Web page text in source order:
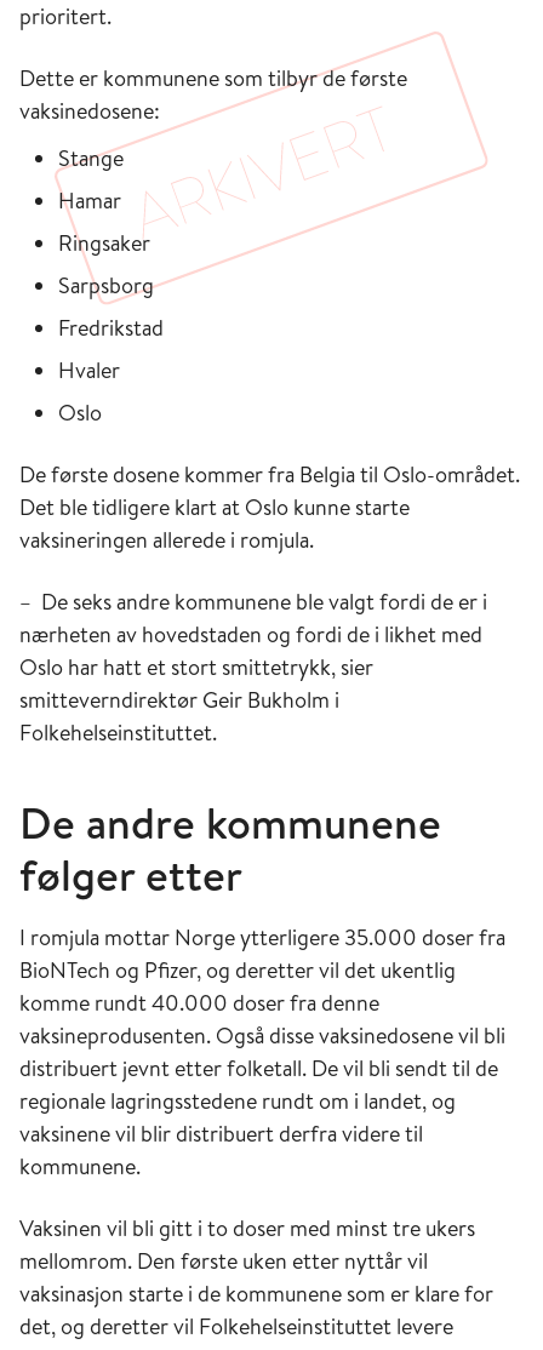
prioritert.
Dette er kommunene som tilbyr de første
vaksinedosene:
Stange
Hamar
Ringsaker
Sarpsborg
Fredrikstad
Hvaler
Oslo
De første dosene kommer fra Belgia til Oslo-området.
Det ble tidligere klart at Oslo kunne starte
vaksineringen allerede i romjula.
– De seks andre kommunene ble valgt fordi de er i
nærheten av hovedstaden og fordi de i likhet med
Oslo har hatt et stort smittetrykk, sier
smitteverndirektør Geir Bukholm i
Folkehelseinstituttet.
De andre kommunene
følger etter
I romjula mottar Norge ytterligere 35.000 doser fra
BioNTech og Pfizer, og deretter vil det ukentlig
komme rundt 40.000 doser fra denne
vaksineprodusenten. Også disse vaksinedosene vil bli
distribuert jevnt etter folketall. De vil bli sendt til de
regionale lagringsstedene rundt om i landet, og
vaksinene vil blir distribuert derfra videre til
kommunene.
Vaksinen vil bli gitt i to doser med minst tre ukers
mellomrom. Den første uken etter nyttår vil
vaksinasjon starte i de kommunene som er klare for
det, og deretter vil Folkehelseinstituttet levere